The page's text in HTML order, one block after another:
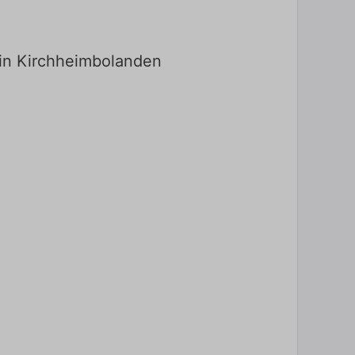
Kirchheimbolanden